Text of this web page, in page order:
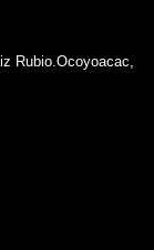
Rubio.Ocoyoacac,